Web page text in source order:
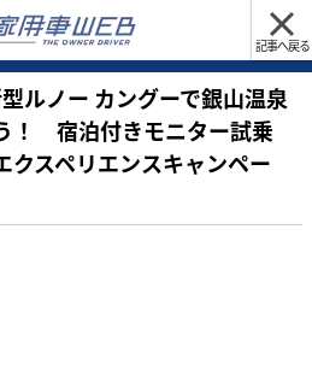
記事へ戻る
ルノー カングーで銀山温泉
！ 宿泊付きモニター試乗
クスペリエンスキャンペー